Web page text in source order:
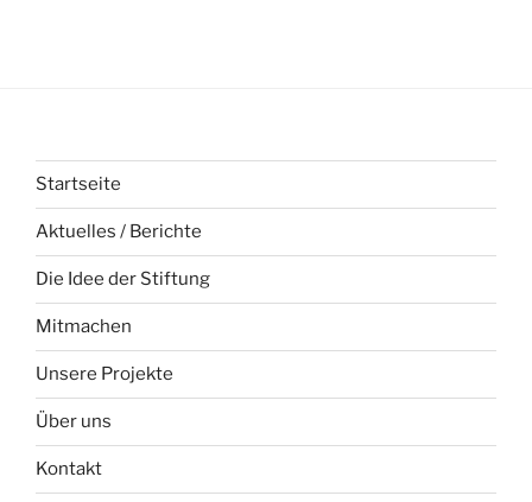
Startseite
Aktuelles / Berichte
Die Idee der Stiftung
Mitmachen
Unsere Projekte
Über uns
Kontakt